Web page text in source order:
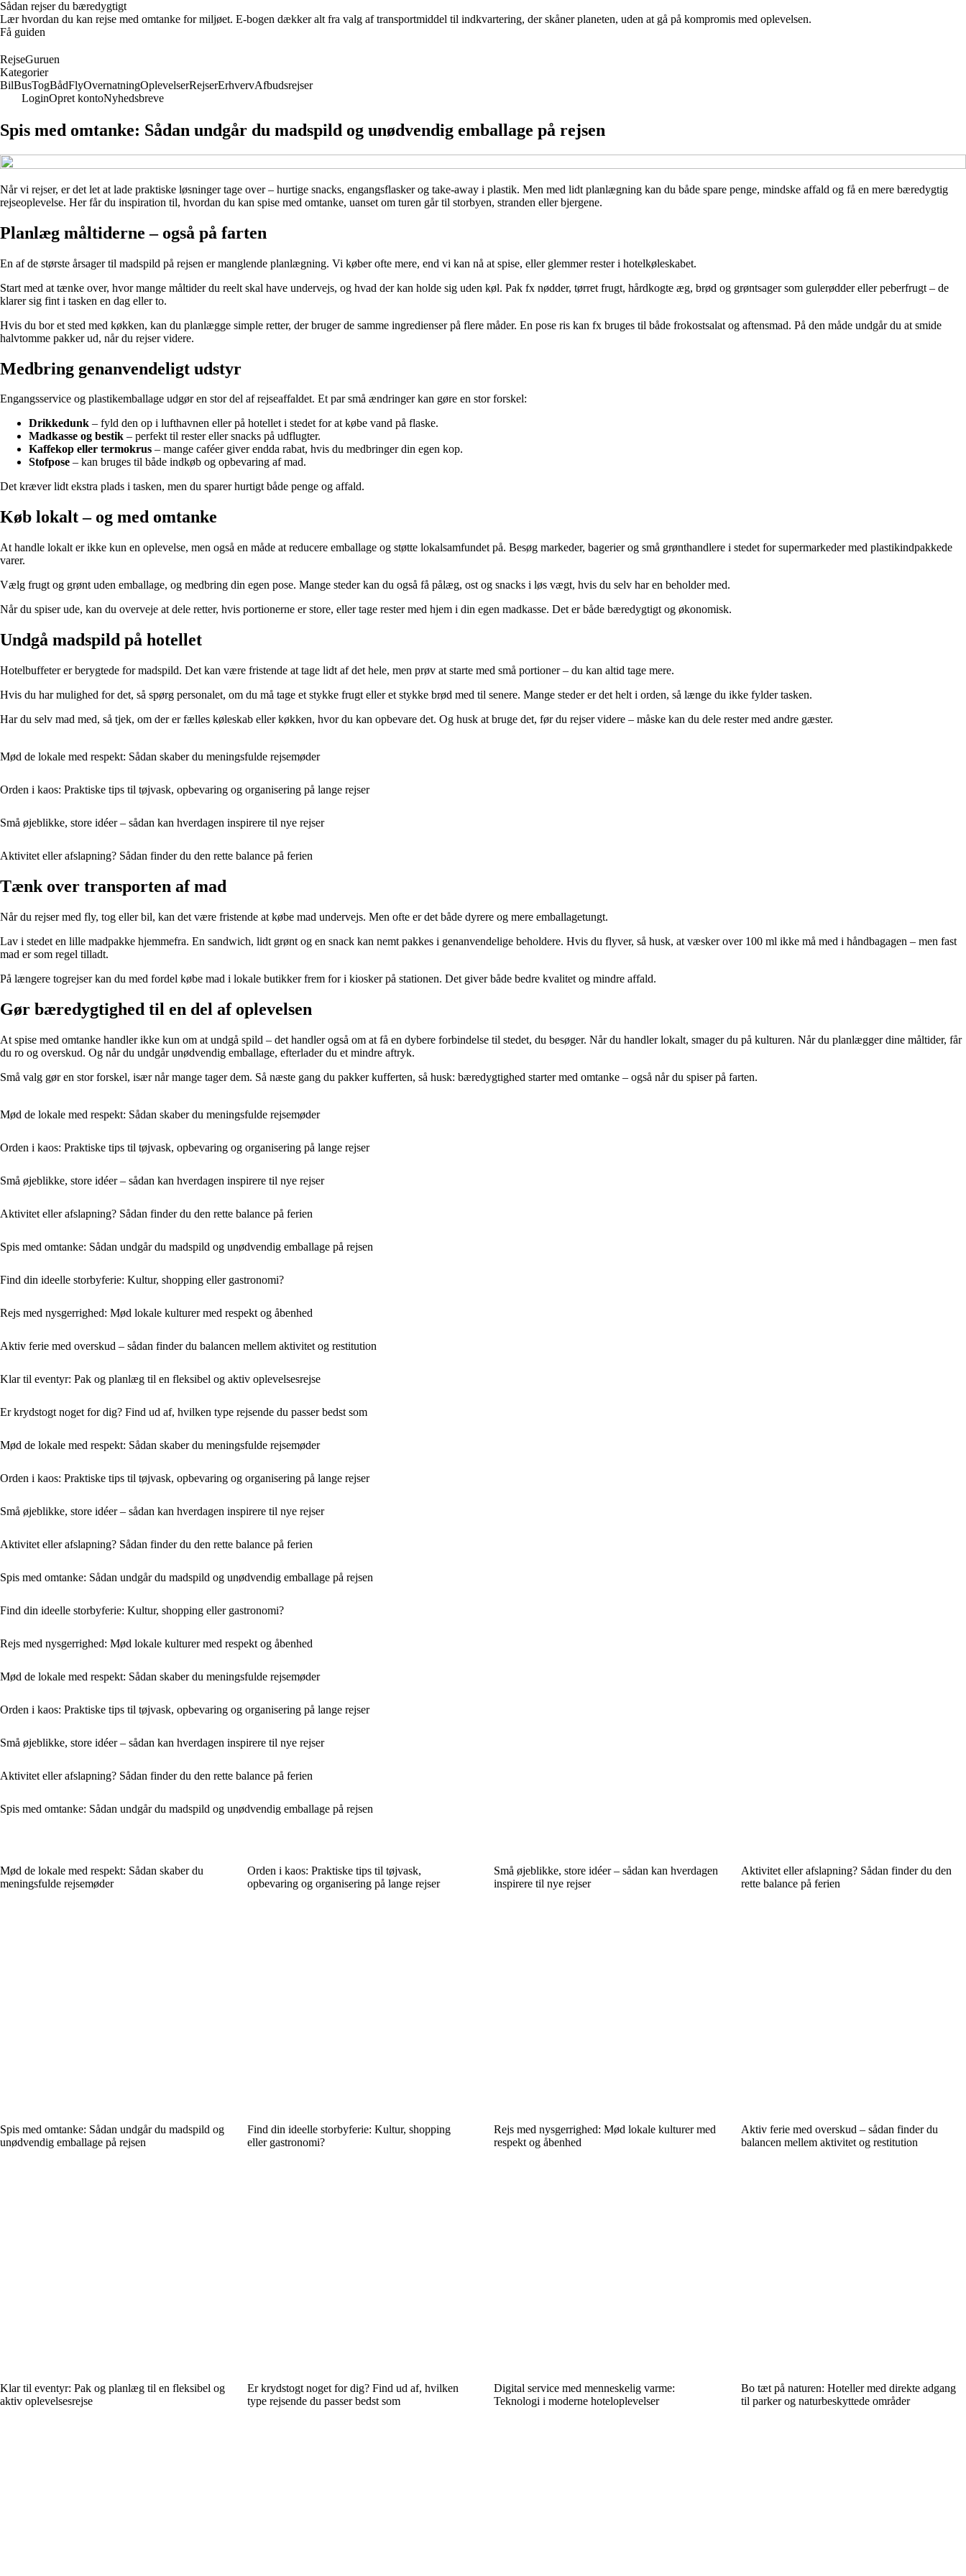
Sådan rejser du bæredygtigt
Lær hvordan du kan rejse med omtanke for miljøet. E-bogen dækker alt fra valg af transportmiddel til indkvartering, der skåner planeten, uden at gå på kompromis med oplevelsen.
Få guiden
RejseGuruen
Kategorier
BilBusTogBådFlyOvernatningOplevelserRejserErhvervAfbudsrejser
LoginOpret kontoNyhedsbreve
Spis med omtanke: Sådan undgår du madspild og unødvendig emballage på rejsen
Når vi rejser, er det let at lade praktiske løsninger tage over – hurtige snacks, engangsflasker og take-away i plastik. Men med lidt planlægning kan du både spare penge, mindske affald og få en mere bæredygtig
rejseoplevelse. Her får du inspiration til, hvordan du kan spise med omtanke, uanset om turen går til storbyen, stranden eller bjergene.
Planlæg måltiderne – også på farten
En af de største årsager til madspild på rejsen er manglende planlægning. Vi køber ofte mere, end vi kan nå at spise, eller glemmer rester i hotelkøleskabet.
Start med at tænke over, hvor mange måltider du reelt skal have undervejs, og hvad der kan holde sig uden køl. Pak fx nødder, tørret frugt, hårdkogte æg, brød og grøntsager som gulerødder eller peberfrugt – de
klarer sig fint i tasken en dag eller to.
Hvis du bor et sted med køkken, kan du planlægge simple retter, der bruger de samme ingredienser på flere måder. En pose ris kan fx bruges til både frokostsalat og aftensmad. På den måde undgår du at smide
halvtomme pakker ud, når du rejser videre.
Medbring genanvendeligt udstyr
Engangsservice og plastikemballage udgør en stor del af rejseaffaldet. Et par små ændringer kan gøre en stor forskel:
Drikkedunk – fyld den op i lufthavnen eller på hotellet i stedet for at købe vand på flaske.
Madkasse og bestik – perfekt til rester eller snacks på udflugter.
Kaffekop eller termokrus – mange caféer giver endda rabat, hvis du medbringer din egen kop.
Stofpose – kan bruges til både indkøb og opbevaring af mad.
Det kræver lidt ekstra plads i tasken, men du sparer hurtigt både penge og affald.
Køb lokalt – og med omtanke
At handle lokalt er ikke kun en oplevelse, men også en måde at reducere emballage og støtte lokalsamfundet på. Besøg markeder, bagerier og små grønthandlere i stedet for supermarkeder med plastikindpakkede
varer.
Vælg frugt og grønt uden emballage, og medbring din egen pose. Mange steder kan du også få pålæg, ost og snacks i løs vægt, hvis du selv har en beholder med.
Når du spiser ude, kan du overveje at dele retter, hvis portionerne er store, eller tage rester med hjem i din egen madkasse. Det er både bæredygtigt og økonomisk.
Undgå madspild på hotellet
Hotelbuffeter er berygtede for madspild. Det kan være fristende at tage lidt af det hele, men prøv at starte med små portioner – du kan altid tage mere.
Hvis du har mulighed for det, så spørg personalet, om du må tage et stykke frugt eller et stykke brød med til senere. Mange steder er det helt i orden, så længe du ikke fylder tasken.
Har du selv mad med, så tjek, om der er fælles køleskab eller køkken, hvor du kan opbevare det. Og husk at bruge det, før du rejser videre – måske kan du dele rester med andre gæster.
Mød de lokale med respekt: Sådan skaber du meningsfulde rejsemøder
Orden i kaos: Praktiske tips til tøjvask, opbevaring og organisering på lange rejser
Små øjeblikke, store idéer – sådan kan hverdagen inspirere til nye rejser
Aktivitet eller afslapning? Sådan finder du den rette balance på ferien
Tænk over transporten af mad
Når du rejser med fly, tog eller bil, kan det være fristende at købe mad undervejs. Men ofte er det både dyrere og mere emballagetungt.
Lav i stedet en lille madpakke hjemmefra. En sandwich, lidt grønt og en snack kan nemt pakkes i genanvendelige beholdere. Hvis du flyver, så husk, at væsker over 100 ml ikke må med i håndbagagen – men fast
mad er som regel tilladt.
På længere togrejser kan du med fordel købe mad i lokale butikker frem for i kiosker på stationen. Det giver både bedre kvalitet og mindre affald.
Gør bæredygtighed til en del af oplevelsen
At spise med omtanke handler ikke kun om at undgå spild – det handler også om at få en dybere forbindelse til stedet, du besøger. Når du handler lokalt, smager du på kulturen. Når du planlægger dine måltider, får
du ro og overskud. Og når du undgår unødvendig emballage, efterlader du et mindre aftryk.
Små valg gør en stor forskel, især når mange tager dem. Så næste gang du pakker kufferten, så husk: bæredygtighed starter med omtanke – også når du spiser på farten.
Mød de lokale med respekt: Sådan skaber du meningsfulde rejsemøder
Orden i kaos: Praktiske tips til tøjvask, opbevaring og organisering på lange rejser
Små øjeblikke, store idéer – sådan kan hverdagen inspirere til nye rejser
Aktivitet eller afslapning? Sådan finder du den rette balance på ferien
Spis med omtanke: Sådan undgår du madspild og unødvendig emballage på rejsen
Find din ideelle storbyferie: Kultur, shopping eller gastronomi?
Rejs med nysgerrighed: Mød lokale kulturer med respekt og åbenhed
Aktiv ferie med overskud – sådan finder du balancen mellem aktivitet og restitution
Klar til eventyr: Pak og planlæg til en fleksibel og aktiv oplevelsesrejse
Er krydstogt noget for dig? Find ud af, hvilken type rejsende du passer bedst som
Mød de lokale med respekt: Sådan skaber du meningsfulde rejsemøder
Orden i kaos: Praktiske tips til tøjvask, opbevaring og organisering på lange rejser
Små øjeblikke, store idéer – sådan kan hverdagen inspirere til nye rejser
Aktivitet eller afslapning? Sådan finder du den rette balance på ferien
Spis med omtanke: Sådan undgår du madspild og unødvendig emballage på rejsen
Find din ideelle storbyferie: Kultur, shopping eller gastronomi?
Rejs med nysgerrighed: Mød lokale kulturer med respekt og åbenhed
Mød de lokale med respekt: Sådan skaber du meningsfulde rejsemøder
Orden i kaos: Praktiske tips til tøjvask, opbevaring og organisering på lange rejser
Små øjeblikke, store idéer – sådan kan hverdagen inspirere til nye rejser
Aktivitet eller afslapning? Sådan finder du den rette balance på ferien
Spis med omtanke: Sådan undgår du madspild og unødvendig emballage på rejsen
Mød de lokale med respekt: Sådan skaber du
meningsfulde rejsemøder
Orden i kaos: Praktiske tips til tøjvask,
opbevaring og organisering på lange rejser
Små øjeblikke, store idéer – sådan kan hverdagen
inspirere til nye rejser
Aktivitet eller afslapning? Sådan finder du den
rette balance på ferien
Spis med omtanke: Sådan undgår du madspild og
unødvendig emballage på rejsen
Find din ideelle storbyferie: Kultur, shopping
eller gastronomi?
Rejs med nysgerrighed: Mød lokale kulturer med
respekt og åbenhed
Aktiv ferie med overskud – sådan finder du
balancen mellem aktivitet og restitution
Klar til eventyr: Pak og planlæg til en fleksibel og
aktiv oplevelsesrejse
Er krydstogt noget for dig? Find ud af, hvilken
type rejsende du passer bedst som
Digital service med menneskelig varme:
Teknologi i moderne hoteloplevelser
Bo tæt på naturen: Hoteller med direkte adgang
til parker og naturbeskyttede områder